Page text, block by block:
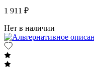
1 911 ₽
Нет в наличии